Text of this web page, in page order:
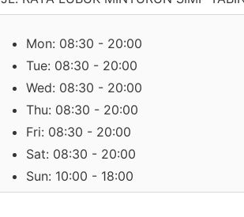
Mon: 08:30 - 20:00
Tue: 08:30 - 20:00
Wed: 08:30 - 20:00
Thu: 08:30 - 20:00
Fri: 08:30 - 20:00
Sat: 08:30 - 20:00
Sun: 10:00 - 18:00